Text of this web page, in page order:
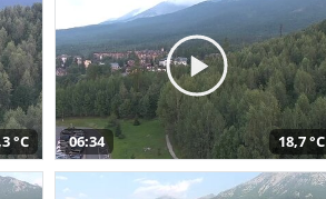
°C 06:34 18,7 °C